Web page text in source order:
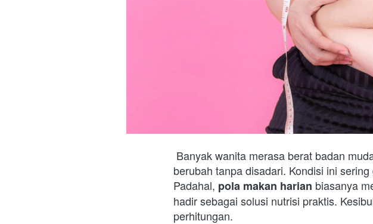
berubah tanpa disadari. Kondisi ini
Padahal, pola makan harian biasanya
hadir sebagai solusi nutrisi praktis.
perhitungan.